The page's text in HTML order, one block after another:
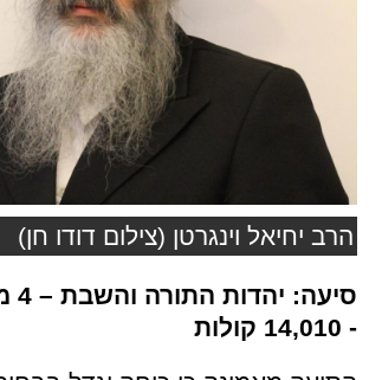
הרב יחיאל וינגרטן (צילום דודו חן)
סיעה: יהדות התורה והשבת
- 14,010 קולות